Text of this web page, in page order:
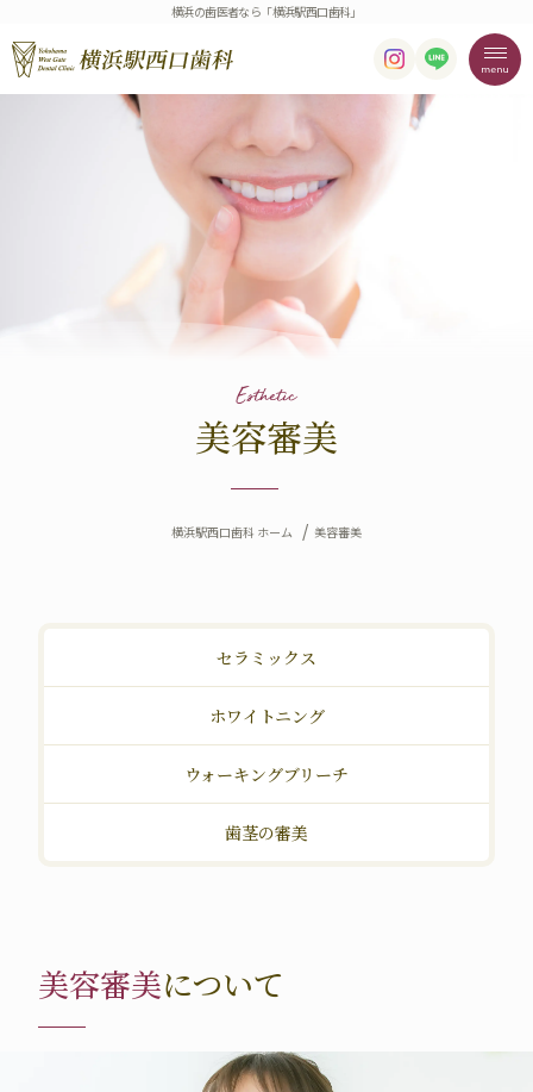
横浜の歯医者なら「横浜駅西口歯科」
Esthetic
美容審美
横浜駅西口歯科 ホーム 美容審美
セラミックス
ホワイトニング
ウォーキングブリーチ
歯茎の審美
美容審美について